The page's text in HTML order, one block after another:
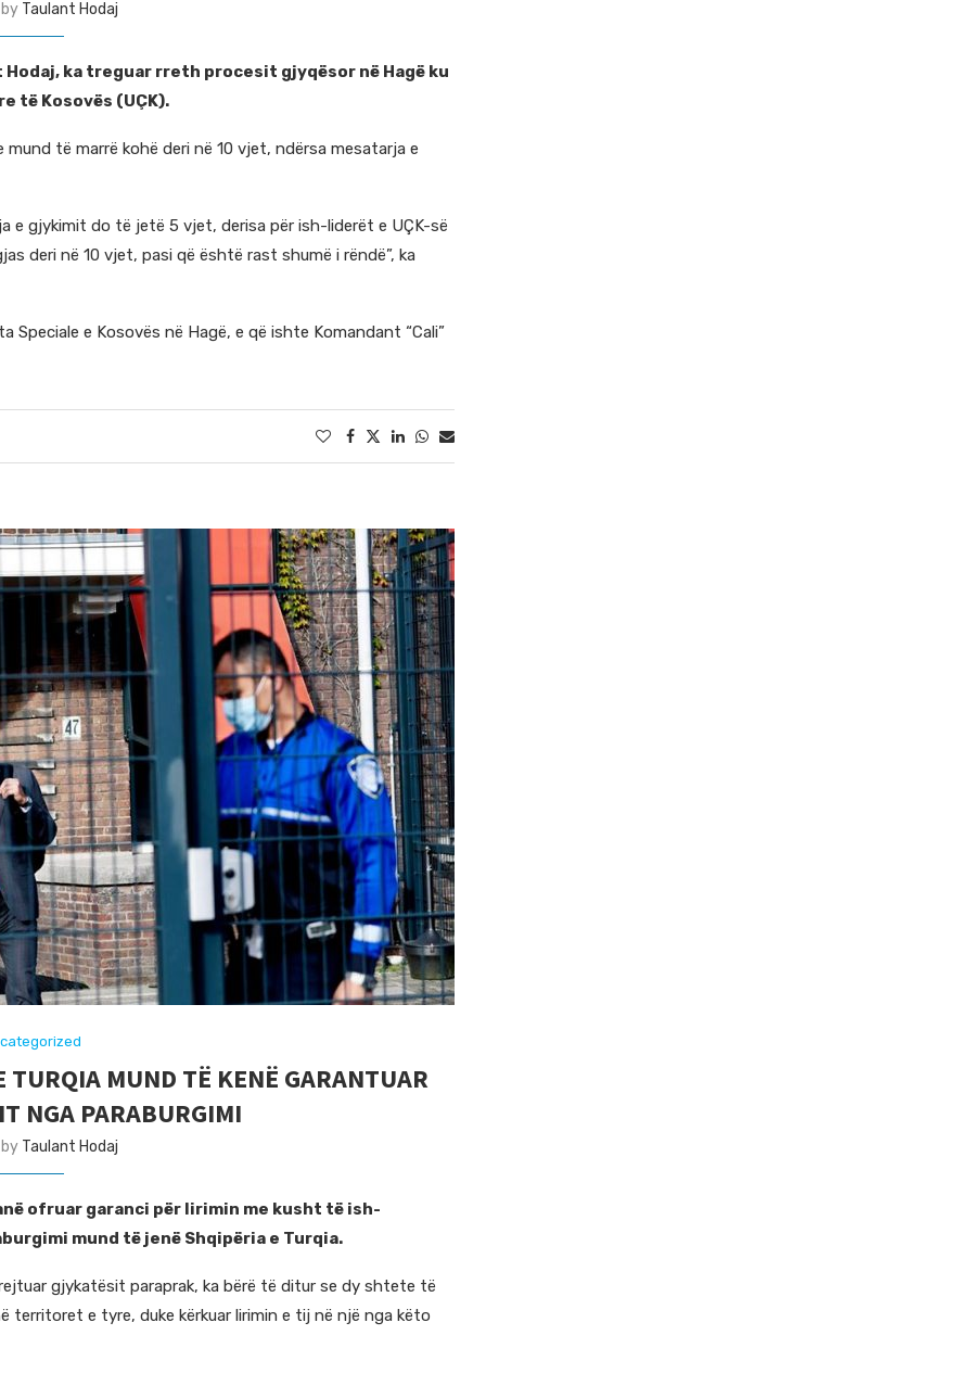
Taulant Hodaj
ka treguar rreth procesit gjyqësor në Hagë ku
të Kosovës (UÇK).
të marrë kohë deri në 10 vjet, ndërsa mesatarja e
e gjykimit do të jetë 5 vjet, derisa për ish-liderët e UÇK-së
deri në 10 vjet, pasi që është rast shumë i rëndë”, ka
e Kosovës në Hagë, e që ishte Komandant “Cali”
MUND TË KENË GARANTUAR
NGA PARABURGIMI
Taulant Hodaj
ofruar garanci për lirimin me kusht të ish-
mund të jenë Shqipëria e Turqia.
gjykatësit paraprak, ka bërë të ditur se dy shtete të
territoret e tyre, duke kërkuar lirimin e tij në një nga këto